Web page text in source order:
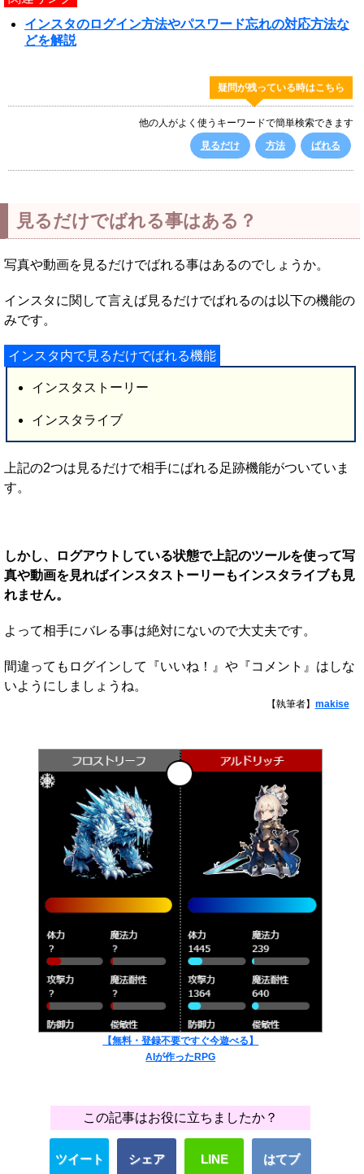
インスタのログイン方法やパスワード忘れの対応方法な
どを解説
疑問が残っている時はこちら
他の人がよく使うキーワードで簡単検索できます
見るだけ
方法 ばれる
見るだけでばれる事はある？
写真や動画を見るだけでばれる事はあるのでしょうか。
インスタに関して言えば見るだけでばれるのは以下の機能の
みです。
インスタ内で見るだけでばれる機能
インスタストーリー
インスタライブ
上記の2つは見るだけで相手にばれる足跡機能がついていま
す。
しかし、ログアウトしている状態で上記のツールを使って写
真や動画を見ればインスタストーリーもインスタライブも見
れません。
よって相手にバレる事は絶対にないので大丈夫です。
間違ってもログインして『いいね！』や『コメント』はしな
いようにしましょうね。
【執筆者】 makise
【無料・登録不要ですぐ今遊べる】
AIが作ったRPG
この記事はお役に立ちましたか？
ツイート シェア LINE はてブ